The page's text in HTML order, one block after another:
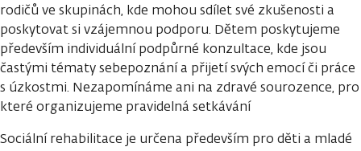
rodičů ve skupinách, kde mohou sdílet své zkušenosti a
poskytovat si vzájemnou podporu. Dětem poskytujeme
především individuální podpůrné konzultace, kde jsou
častými tématy sebepoznání a přijetí svých emocí či práce
s úzkostmi. Nezapomínáme ani na zdravé sourozence, pro
které organizujeme pravidelná setkávání
Sociální rehabilitace je určena především pro děti a mladé